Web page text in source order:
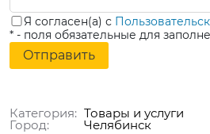
Я согласен(а) с
* - поля обязательные для
Категория: Товары и услуги
Город: Челябинск